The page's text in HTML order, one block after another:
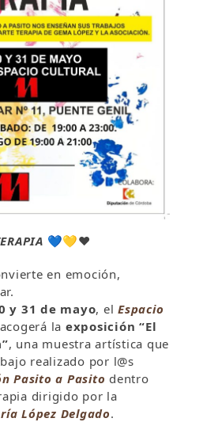
💙💛❤️
en emoción,
y 31 de mayo, elEspacio
acogerá la exposición “El
, una muestra artística que
realizado por l@s
Pasito a Pasito dentro
dirigido por la
López Delgado.